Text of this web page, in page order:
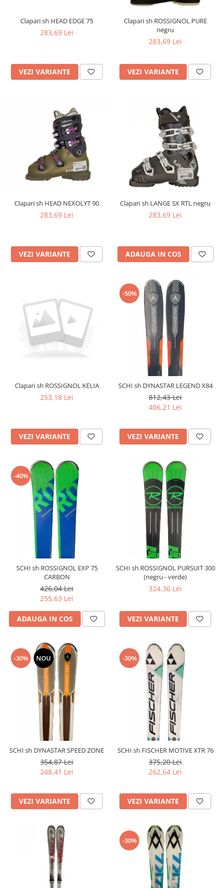
Bețe sh adulți
Bețe sh copii
Bețe noi modele feminine
Clapari sh HEAD EDGE 75
283,69 Lei
VEZI VARIANTE
Clapari sh ROSSIGNOL PURE
negru
283,69 Lei
VEZI VARIANTE
Clapari sh HEAD NEXOLYT 90
283,69 Lei
VEZI VARIANTE
Clapari sh LANGE SX RTL negru
283,69 Lei
ADAUGA IN COS
Clapari sh ROSSIGNOL KELIA
253,18 Lei
VEZI VARIANTE
-50%
SCHI sh DYNASTAR LEGEND X84
812,43 Lei
406,21 Lei
VEZI VARIANTE
-40%
SCHI sh ROSSIGNOL EXP 75
CARBON
426,04 Lei
255,63 Lei
ADAUGA IN COS
SCHI sh ROSSIGNOL PURSUIT 300
(negru - verde)
324,36 Lei
VEZI VARIANTE
-30% NOU
SCHI sh DYNASTAR SPEED ZONE
354,87 Lei
248,41 Lei
VEZI VARIANTE
-30%
SCHI sh FISCHER MOTIVE XTR 76
375,20 Lei
262,64 Lei
VEZI VARIANTE
-30%